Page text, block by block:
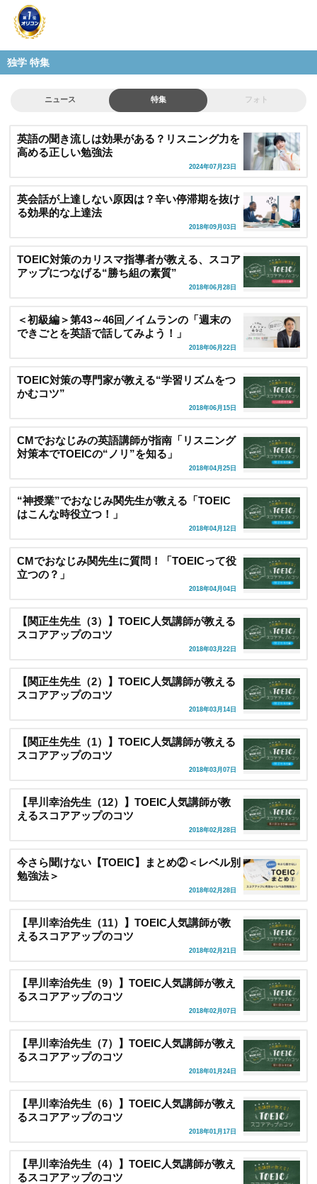
独学 特集
ニュース 特集 フォト
英語の聞き流しは効果がある？リスニング力を
高める正しい勉強法
2024年07月23日
英会話が上達しない原因は？辛い停滞期を抜け
る効果的な上達法
2018年09月03日
TOEIC対策のカリスマ指導者が教える、スコア
アップにつなげる“勝ち組の素質”
2018年06月28日
＜初級編＞第43～46回／イムランの「週末の
できごとを英語で話してみよう！」
2018年06月22日
TOEIC対策の専門家が教える“学習リズムをつ
かむコツ”
2018年06月15日
CMでおなじみの英語講師が指南「リスニング
対策本でTOEICの“ノリ”を知る」
2018年04月25日
“神授業”でおなじみ関先生が教える「TOEIC
はこんな時役立つ！」
2018年04月12日
CMでおなじみ関先生に質問！「TOEICって役
立つの？」
2018年04月04日
【関正生先生（3）】TOEIC人気講師が教える
スコアアップのコツ
2018年03月22日
【関正生先生（2）】TOEIC人気講師が教える
スコアアップのコツ
2018年03月14日
【関正生先生（1）】TOEIC人気講師が教える
スコアアップのコツ
2018年03月07日
【早川幸治先生（12）】TOEIC人気講師が教
えるスコアアップのコツ
2018年02月28日
今さら聞けない【TOEIC】まとめ②＜レベル別
勉強法＞
2018年02月28日
【早川幸治先生（11）】TOEIC人気講師が教
えるスコアアップのコツ
2018年02月21日
【早川幸治先生（9）】TOEIC人気講師が教え
るスコアアップのコツ
2018年02月07日
【早川幸治先生（7）】TOEIC人気講師が教え
るスコアアップのコツ
2018年01月24日
【早川幸治先生（6）】TOEIC人気講師が教え
るスコアアップのコツ
2018年01月17日
【早川幸治先生（4）】TOEIC人気講師が教え
るスコアアップのコツ